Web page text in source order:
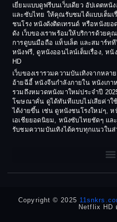
Coming-of-
Crime อาชญ
Crime อาช
Dance เ
Dark
DC
Detective สื
1986
1984
1982
1980
1974
1972
1970
1968
เยี่ยมแบบดูฟรีบนเว็บเดียว อัปเดตห
และซับไทย ให้คุณรับชมได้แบบเต็มเ
ชนโรง หนังดังติดเทรนด์ หรือหนังย
ดัง เว็บของเราพร้อมให้บริการด้วย
การดูบนมือถือ แท็บเล็ต และสมาร์ท
หนังฟรี, ดูหนังออนไลน์เต็มเรื่อง, ห
HD
เว็บของเรารวมความบันเทิงจากหล
อ้ายฉีอี้ หนังจีนกำลังภายใน หนังเก
รวมถึงหมวดหนังมาใหม่ประจำปี
โฆษณาคั่น ดูได้ทันทีแบบไม่เสียค่าใ
ได้ง่ายขึ้น เช่น ดูหนังชนโรงใหม่ๆ,
เอเชียยอดนิยม, หนังซับไทยชัดๆ แล
รับชมความบันเทิงได้ครบทุกแนวในส่
Copyright © 2025
Netflix HD